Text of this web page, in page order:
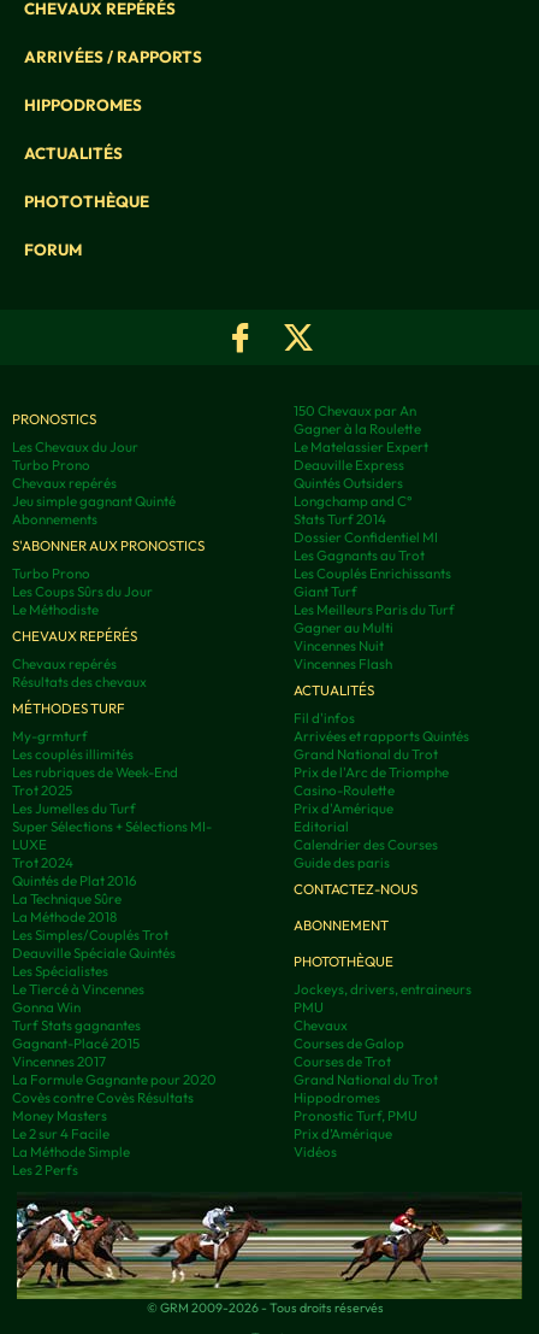
CHEVAUX REPÉRÉS
ARRIVÉES / RAPPORTS
HIPPODROMES
ACTUALITÉS
PHOTOTHÈQUE
FORUM
PRONOSTICS
Les Chevaux du Jour
Turbo Prono
Chevaux repérés
Jeu simple gagnant Quinté
Abonnements
S'ABONNER AUX PRONOSTICS
Turbo Prono
Les Coups Sûrs du Jour
Le Méthodiste
CHEVAUX REPÉRÉS
Chevaux repérés
Résultats des chevaux
MÉTHODES TURF
My-grmturf
Les couplés illimités
Les rubriques de Week-End
Trot 2025
Les Jumelles du Turf
Super Sélections + Sélections MI-
LUXE
Trot 2024
Quintés de Plat 2016
La Technique Sûre
La Méthode 2018
Les Simples/Couplés Trot
Deauville Spéciale Quintés
Les Spécialistes
Le Tiercé à Vincennes
Gonna Win
Turf Stats gagnantes
Gagnant-Placé 2015
Vincennes 2017
La Formule Gagnante pour 2020
Covès contre Covès Résultats
Money Masters
Le 2 sur 4 Facile
La Méthode Simple
Les 2 Perfs
150 Chevaux par An
Gagner à la Roulette
Le Matelassier Expert
Deauville Express
Quintés Outsiders
Longchamp and C°
Stats Turf 2014
Dossier Confidentiel MI
Les Gagnants au Trot
Les Couplés Enrichissants
Giant Turf
Les Meilleurs Paris du Turf
Gagner au Multi
Vincennes Nuit
Vincennes Flash
ACTUALITÉS
Fil d'infos
Arrivées et rapports Quintés
Grand National du Trot
Prix de l'Arc de Triomphe
Casino-Roulette
Prix d'Amérique
Editorial
Calendrier des Courses
Guide des paris
CONTACTEZ-NOUS
ABONNEMENT
PHOTOTHÈQUE
Jockeys, drivers, entraineurs
PMU
Chevaux
Courses de Galop
Courses de Trot
Grand National du Trot
Hippodromes
Pronostic Turf, PMU
Prix d’Amérique
Vidéos
© GRM 2009-2026 - Tous droits réservés